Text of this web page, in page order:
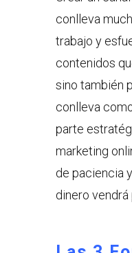
conlleva
trabajo y
contenidos
sino también
conlleva
parte
marketing
de paciencia
dinero vendrá